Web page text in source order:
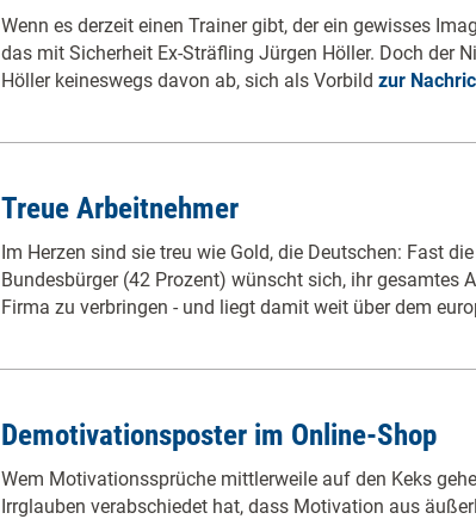
Wenn es derzeit einen Trainer gibt, der ein gewisses
das mit Sicherheit Ex-Sträfling Jürgen Höller. Doch der
Höller keineswegs davon ab, sich als Vorbild zur
Treue Arbeitnehmer
Im Herzen sind sie treu wie Gold, die Deutschen: Fast
Bundesbürger (42 Prozent) wünscht sich, ihr gesamtes
Firma zu verbringen - und liegt damit weit über dem
Demotivationsposter im Online-Shop
Wem Motivationssprüche mittlerweile auf den Keks
Irrglauben verabschiedet hat, dass Motivation aus